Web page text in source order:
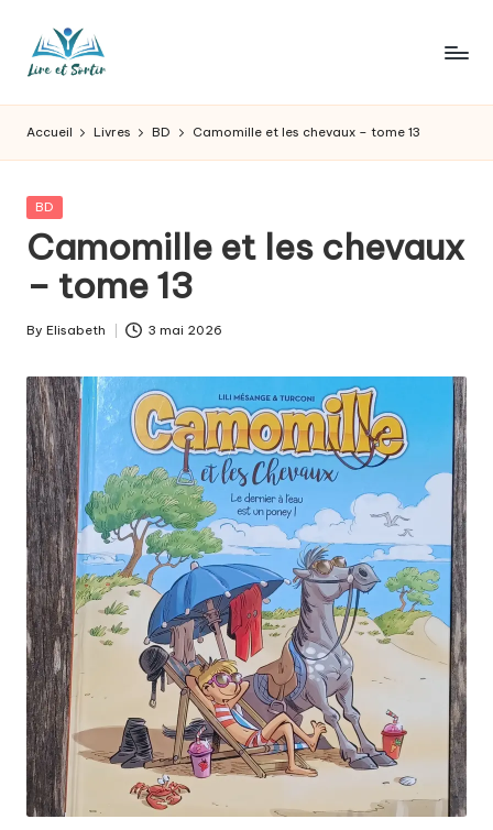
L
ir
e
e
t
s
o
r
t
ir
pour
les
goûts,
des
sorties
pour
Accueil Livres BD Camomille et les chevaux – tome 13
Posted
BD
Camomille et les chevaux
– tome 13
Posted
By Elisabeth 3 mai 2026